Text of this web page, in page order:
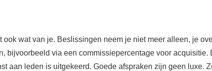
wat van je. Beslissingen neem je niet meer alleen, je
bijvoorbeeld via een commissiepercentage voor
aan leden is uitgekeerd. Goede afspraken zijn geen luxe.